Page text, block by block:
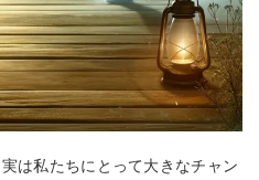
は私たちにとって大きなチャン